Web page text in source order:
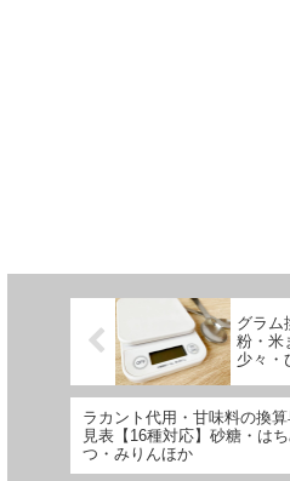
グラム
粉・米
少々・
ラカント代用・甘味料の換
見表【16種対応】砂糖・は
つ・みりんほか